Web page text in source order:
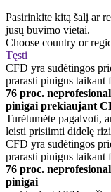
Pasirinkite kitą šalį ar
jūsų buvimo vietai.
Choose country or
Tęsti
CFD yra sudėtingos
prarasti pinigus taikant
76 proc.
pinigai prekiaujant
Turėtumėte pagalvoti,
leisti prisiimti didelę
CFD yra sudėtingos
prarasti pinigus taikant
76 proc.
pinigai